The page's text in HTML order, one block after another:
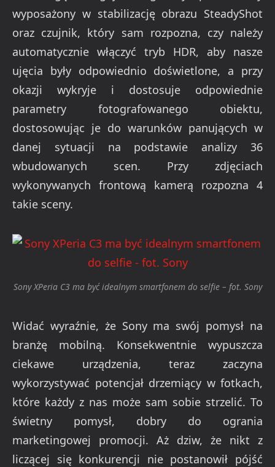
wyposażony w stabilizację obrazu SteadyShot
oraz czujnik, który sam rozpozna, czy należy
automatycznie włączyć tryb HDR, aby nasze
ujęcia były odpowiednio doświetlone, a przy
okazji wykryje i dostosuje odpowiednie
parametry fotografowanego obiektu,
dostosowując je do warunków panujących w
danej sytuacji na podstawie analizy 36
wbudowanych scen. Przy zdjęciach
wykonywanych frontową kamerą rozpozna 4
takie sceny.
Sony XPeria C3 ma być idealnym smartfonem do selfie – fot. Sony
Widać wyraźnie, że Sony ma swój pomysł na
branżę mobilną. Konsekwentnie wypuszcza
ciekawe urządzenia, teraz zaczyna
wykorzystywać potencjał drzemiący w fotkach,
które każdy z nas może sam sobie strzelić. To
świetny pomysł, dobry do ogrania
marketingowej promocji. Aż dziw, że nikt z
liczącej się konkurencji nie postanowił pójść